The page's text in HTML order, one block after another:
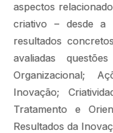
aspectos
criativo – desde a
resultados
avaliadas
Organizacional;
Inovação;
Tratamento e
Resultados da